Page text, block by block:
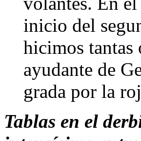
inicio del
hicimos tantas
ayudante de
grada por la
Tablas en el